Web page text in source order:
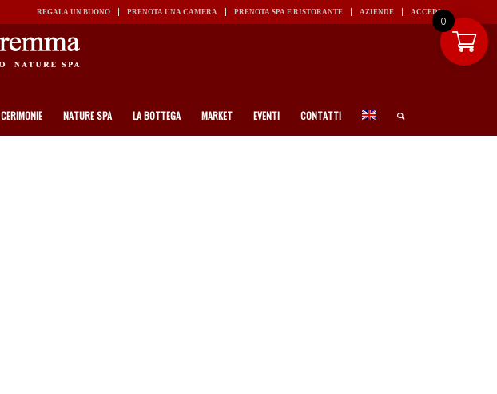
0
REGALA UN BUONO PRENOTA UNA CAMERA PRENOTA SPA E RISTORANTE AZIENDE ACCEDI
CERIMONIE NATURE SPA LA BOTTEGA MARKET EVENTI CONTATTI